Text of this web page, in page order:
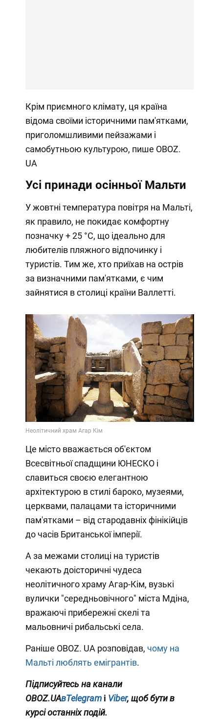
Крім приємного клімату, ця країна
відома своїми історичними пам'ятками,
приголомшливими пейзажами і
самобутньою культурою, пише OBOZ.
UA
Усі принади осінньої Мальти
У жовтні температура повітря на Мальті,
як правило, не покидає комфортну
позначку + 25 °C, що ідеально для
любителів пляжного відпочинку і
туристів. Тим же, хто приїхав на острів
за визначними пам'ятками, є чим
зайнятися в столиці країни Валлетті.
Це місто вважається об'єктом
Всесвітньої спадщини ЮНЕСКО і
славиться своєю елегантною
архітектурою в стилі бароко, музеями,
церквами, палацами та історичними
пам'ятками – від стародавніх фінікійців
до часів Британської імперії.
А за межами столиці на туристів
чекають доісторичні чудеса
неолітичного храму Агар-Кім, вузькі
вулички "середньовічного" міста Мдіна,
вражаючі прибережні скелі та
мальовничі рибальські села.
Раніше OBOZ. UA розповідав, чому на
Мальті люблять емігрантів.
Підписуйтесь на канали
OBOZ.UAвTelegramі Viber, щоб бути в
курсі останніх подій.